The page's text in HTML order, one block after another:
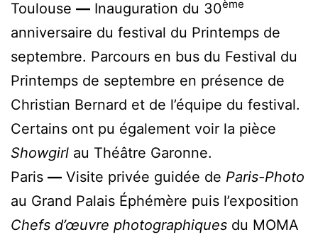
Toulouse — Inauguration du 30ème
anniversaire du festival du Printemps de
septembre. Parcours en bus du Festival du
Printemps de septembre en présence de
Christian Bernard et de l’équipe du festival.
Certains ont pu également voir la pièce
Showgirl au Théâtre Garonne.
Paris — Visite privée guidée de Paris-Photo
au Grand Palais Éphémère puis l’exposition
Chefs d’œuvre photographiques du MOMA